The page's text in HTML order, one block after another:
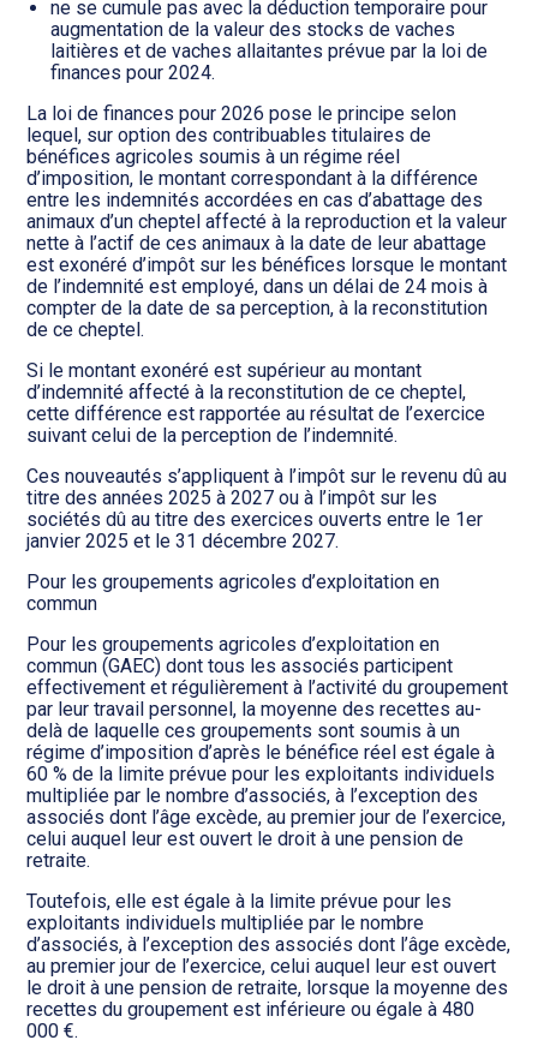
ne se cumule pas avec la déduction temporaire pour
augmentation de la valeur des stocks de vaches
laitières et de vaches allaitantes prévue par la loi de
finances pour 2024.
La loi de finances pour 2026 pose le principe selon
lequel, sur option des contribuables titulaires de
bénéfices agricoles soumis à un régime réel
d’imposition, le montant correspondant à la différence
entre les indemnités accordées en cas d’abattage des
animaux d’un cheptel affecté à la reproduction et la valeur
nette à l’actif de ces animaux à la date de leur abattage
est exonéré d’impôt sur les bénéfices lorsque le montant
de l’indemnité est employé, dans un délai de 24 mois à
compter de la date de sa perception, à la reconstitution
de ce cheptel.
Si le montant exonéré est supérieur au montant
d’indemnité affecté à la reconstitution de ce cheptel,
cette différence est rapportée au résultat de l’exercice
suivant celui de la perception de l’indemnité.
Ces nouveautés s’appliquent à l’impôt sur le revenu dû au
titre des années 2025 à 2027 ou à l’impôt sur les
sociétés dû au titre des exercices ouverts entre le 1er
janvier 2025 et le 31 décembre 2027.
Pour les groupements agricoles d’exploitation en
commun
Pour les groupements agricoles d’exploitation en
commun (GAEC) dont tous les associés participent
effectivement et régulièrement à l’activité du groupement
par leur travail personnel, la moyenne des recettes au-
delà de laquelle ces groupements sont soumis à un
régime d’imposition d’après le bénéfice réel est égale à
60 % de la limite prévue pour les exploitants individuels
multipliée par le nombre d’associés, à l’exception des
associés dont l’âge excède, au premier jour de l’exercice,
celui auquel leur est ouvert le droit à une pension de
retraite.
Toutefois, elle est égale à la limite prévue pour les
exploitants individuels multipliée par le nombre
d’associés, à l’exception des associés dont l’âge excède,
au premier jour de l’exercice, celui auquel leur est ouvert
le droit à une pension de retraite, lorsque la moyenne des
recettes du groupement est inférieure ou égale à 480
000 €.